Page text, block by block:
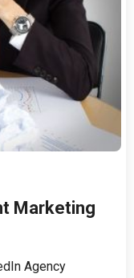
Marketing
Agency